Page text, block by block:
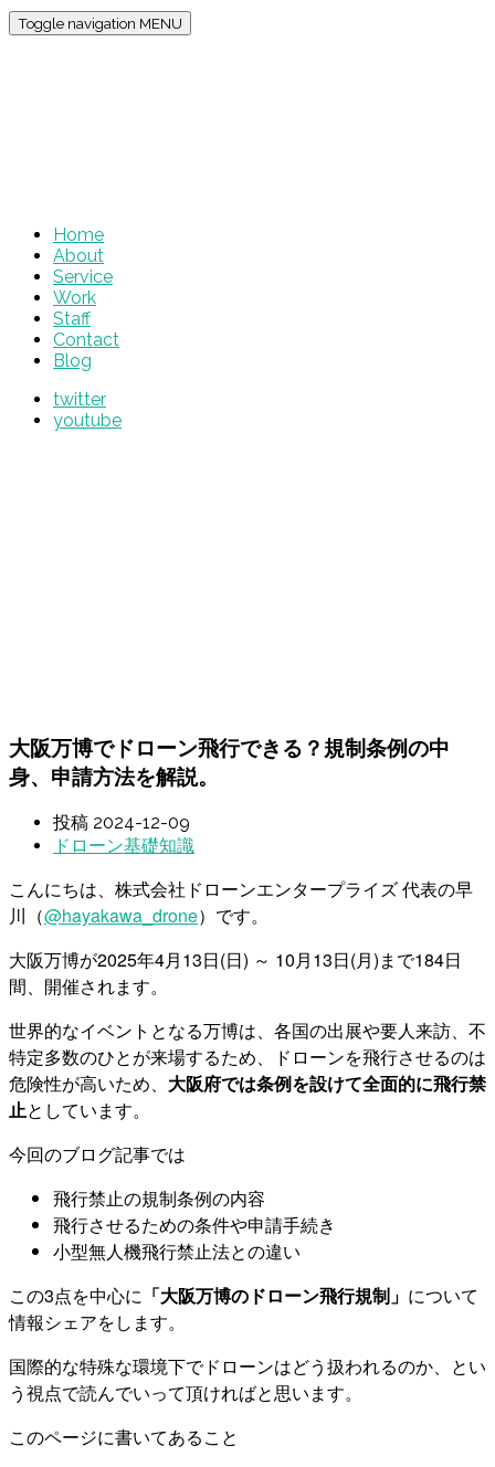
Toggle navigation MENU
Home
About
Service
Work
Staff
Contact
Blog
twitter
youtube
大阪万博でドローン飛行できる？規制条例の中
身、申請方法を解説。
投稿 2024-12-09
ドローン基礎知識
こんにちは、株式会社ドローンエンタープライズ 代表の早
川（@hayakawa_drone）です。
大阪万博が2025年4月13日(日) ～ 10月13日(月)まで184日
間、開催されます。
世界的なイベントとなる万博は、各国の出展や要人来訪、不
特定多数のひとが来場するため、ドローンを飛行させるのは
危険性が高いため、 大阪府では条例を設けて全面的に飛行禁
止としています。
今回のブログ記事では
飛行禁止の規制条例の内容
飛行させるための条件や申請手続き
小型無人機飛行禁止法との違い
この3点を中心に 「大阪万博のドローン飛行規制」 について
情報シェアをします。
国際的な特殊な環境下でドローンはどう扱われるのか、とい
う視点で読んでいって頂ければと思います。
このページに書いてあること